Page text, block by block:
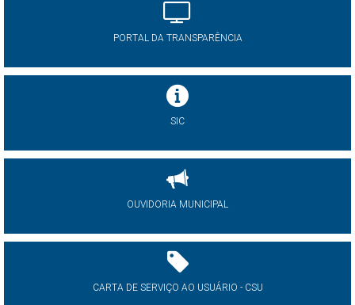
PORTAL DA TRANSPARÊNCIA
SIC
OUVIDORIA MUNICIPAL
CARTA DE SERVIÇO AO USUÁRIO - CSU